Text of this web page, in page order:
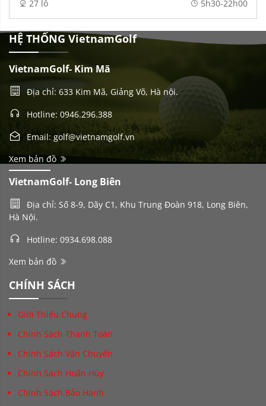
27 lỗ 5h30-22h00
HỆ THỐNG VietnamGolf
VietnamGolf- Kim Mã
Địa chỉ: 633 Kim Mã, Giảng Võ, Hà nội.
Hotline: 0946.296.388
Email: golf@vietnamgolf.vn
Xem bản đồ
VietnamGolf- Long Biên
Địa chỉ: Số 8-9, Dãy C1, Khu Trung Đoàn 918, Long Biên,
Hà Nội.
Hotline: 0934.698.088
Xem bản đồ
CHÍNH SÁCH
Giới Thiệu Chung
Chính Sách Thanh Toán
Chính Sách Vận Chuyển
Chính Sách Hoãn Hủy
Chính Sách Bảo Hành